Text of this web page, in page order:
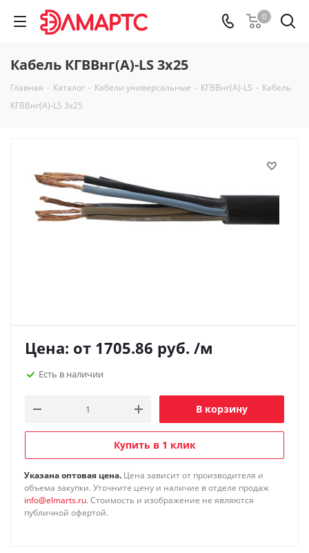
0
Кабель КГВВнг(А)-LS 3х25
Главная - Каталог - Кабели универсальные - КГВВнг(А)-LS - Кабель
КГВВнг(А)-LS 3х25
Цена: от 1705.86 руб. /м
Есть в наличии
В корзину
Купить в 1 клик
Указана оптовая цена. Цена зависит от производителя и
объема закупки. Уточните цену и наличие в отделе продаж
info@elmarts.ru. Стоимость и изображение не являются
публичной офертой.